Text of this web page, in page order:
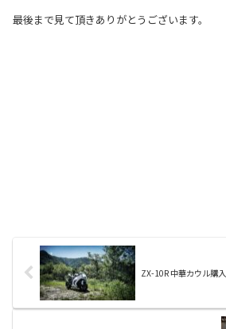
最後まで見て頂きありがとうございます。
ZX-10R 中華カウル購入